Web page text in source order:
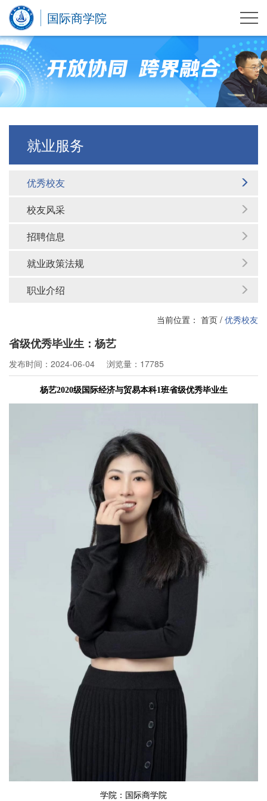
国际商学院
就业服务
优秀校友
校友风采
招聘信息
就业政策法规
职业介绍
当前位置： 首页 / 优秀校友
省级优秀毕业生：杨艺
发布时间：2024-06-04 浏览量：17785
杨艺2020级国际经济与贸易本科1班省级优秀毕业生
学院：国际商学院